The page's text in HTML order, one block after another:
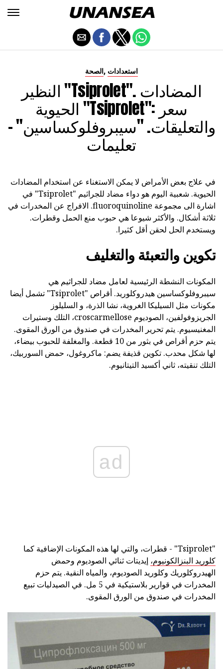
الصحة , استعدادات
النظير "Tsiprolet". المضادات
الحيوية "Tsiprolet": سعر
والتعليقات. "سيبروفلوكساسين" -
تعليمات
في علاج بعض الأمراض لا يمكن الاستغناء عن استخدام المضادات
الحيوية. شعبية اليوم هو دواء مضاد للجراثيم "Tsiprolet" في
اشارة الى مجموعة fluoroquinoline. الافراج عن المخدرات في
ثلاثة أشكال. والأكثر شيوعا هي حبوب منع الحمل وقطرات.
ويستخدم الحل لحقن أقل كثيرا.
تكوين والتعبئة والتغليف
المكونات النشطة الرئيسية لعامل مضاد للجراثيم هي
سيبروفلوكساسين هيدروكلوريد. أقراص "Tsiprolet" تشمل أيضا
مكونات مثل السيليكا الغروية، نشا الذرة، و السليلوز
الجريزوفولفين، الصوديوم croscarmellose، التلك وستيرات
المغنيسيوم. يتم تحرير المخدرات في صندوق من الورق المقوى.
يتم حزم أقراص في بثور من 10 قطعة. والمغلفة للحبوب بيضاء،
لها شكل محدب. تكوين قذيفة يضم: ماكروغول، حمض السوربيك،
التلك تنقيته، ثاني أكسيد التيتانيوم.
ad
"Tsiprolet" - قطرات، والتي لها هذه المكونات الإضافية كما
كلوريد البنزالكونيوم، إيديتات ثنائي الصوديوم وحمض
الهيدروكلوريك وكلوريد الصوديوم، والمياه النقية. يتم حزم
المخدرات في قوارير بلاستيكية في 5 مل. في الصيدليات تبيع
المخدرات في صندوق من الورق المقوى.